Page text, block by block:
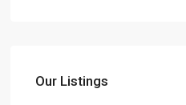
Our Listings